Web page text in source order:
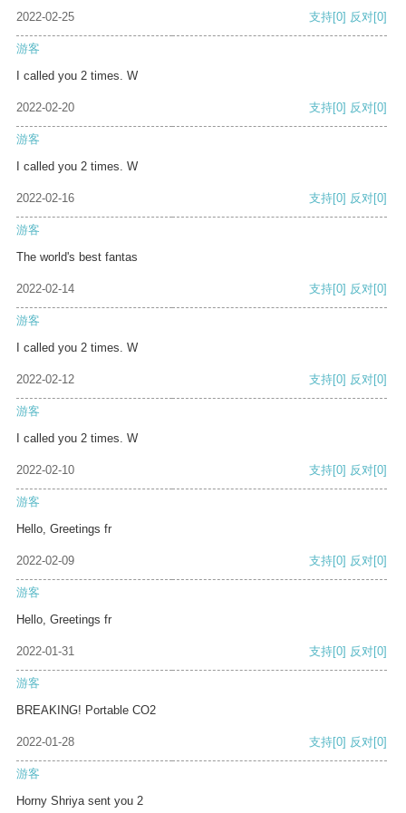
2022-02-25 支持[0] 反对[0]
游客
I called you 2 times. W
2022-02-20 支持[0] 反对[0]
游客
I called you 2 times. W
2022-02-16 支持[0] 反对[0]
游客
The world's best fantas
2022-02-14 支持[0] 反对[0]
游客
I called you 2 times. W
2022-02-12 支持[0] 反对[0]
游客
I called you 2 times. W
2022-02-10 支持[0] 反对[0]
游客
Hello, Greetings fr
2022-02-09 支持[0] 反对[0]
游客
Hello, Greetings fr
2022-01-31 支持[0] 反对[0]
游客
BREAKING! Portable CO2
2022-01-28 支持[0] 反对[0]
游客
Horny Shriya sent you 2